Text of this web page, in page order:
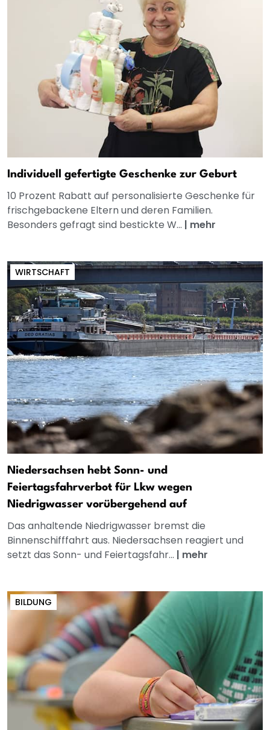
Individuell gefertigte Geschenke zur Geburt
10 Prozent Rabatt auf personalisierte Geschenke für
frischgebackene Eltern und deren Familien.
Besonders gefragt sind bestickte W... | mehr
WIRTSCHAFT
Niedersachsen hebt Sonn- und
Feiertagsfahrverbot für Lkw wegen
Niedrigwasser vorübergehend auf
Das anhaltende Niedrigwasser bremst die
Binnenschifffahrt aus. Niedersachsen reagiert und
setzt das Sonn- und Feiertagsfahr... | mehr
BILDUNG